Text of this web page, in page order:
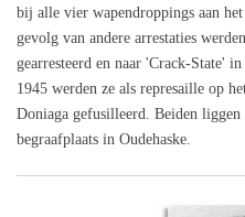
bij alle vier wapendroppings aan
gevolg van andere arrestaties
gearresteerd en naar 'Crack-State'
1945 werden ze als represaille op
Doniaga gefusilleerd. Beiden
begraafplaats in Oudehaske.